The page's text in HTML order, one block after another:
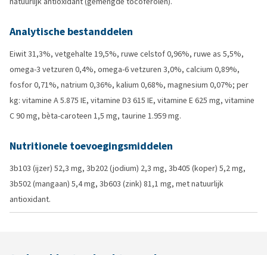
Analytische bestanddelen
Eiwit 31,3%, vetgehalte 19,5%, ruwe celstof 0,96%, ruwe as 5,5%,
omega-3 vetzuren 0,4%, omega-6 vetzuren 3,0%, calcium 0,89%,
fosfor 0,71%, natrium 0,36%, kalium 0,68%, magnesium 0,07%; per
kg: vitamine A 5.875 IE, vitamine D3 615 IE, vitamine E 625 mg, vitamine
C 90 mg, bèta-caroteen 1,5 mg, taurine 1.959 mg.
Nutritionele toevoegingsmiddelen
3b103 (ijzer) 52,3 mg, 3b202 (jodium) 2,3 mg, 3b405 (koper) 5,2 mg,
3b502 (mangaan) 5,4 mg, 3b603 (zink) 81,1 mg, met natuurlijk
antioxidant.